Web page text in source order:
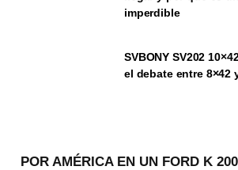
imperdible
SVBONY SV202
el debate entre 8×42
POR AMÉRICA EN UN FORD K